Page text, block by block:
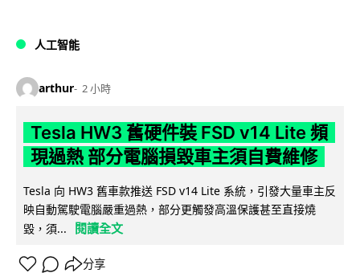
人工智能
arthur 2 小時
Tesla HW3 舊硬件裝 FSD v14 Lite 頻
現過熱 部分電腦損毀車主須自費維修
Tesla 向 HW3 舊車款推送 FSD v14 Lite 系統，引發大量車主反
映自動駕駛電腦嚴重過熱，部分更觸發高溫保護甚至直接燒
毀，須...
閱讀全文
分享